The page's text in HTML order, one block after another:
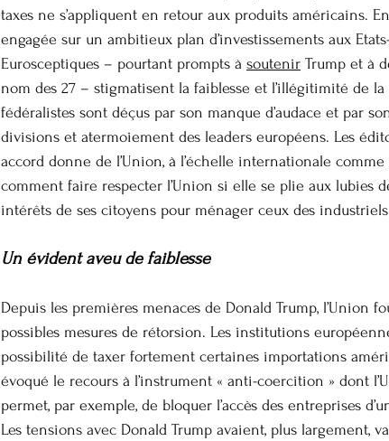
taxes ne s’appliquent en retour aux produits américains.
engagée sur un ambitieux plan d’investissements aux
Eurosceptiques – pourtant prompts à soutenir Trump et à
nom des 27 – stigmatisent la faiblesse et l’illégitimité de
fédéralistes sont déçus par son manque d’audace et par
divisions et atermoiement des leaders européens. Les
accord donne de l’Union, à l’échelle internationale comme
comment faire respecter l’Union si elle se plie aux lubies
intérêts de ses citoyens pour ménager ceux des industriels
Un évident aveu de faiblesse
Depuis les premières menaces de Donald Trump, l’Union
possibles mesures de rétorsion. Les institutions
possibilité de taxer fortement certaines importations
évoqué le recours à l’instrument « anti-coercition » dont
permet, par exemple, de bloquer l’accès des entreprises
Les tensions avec Donald Trump avaient, plus largement,